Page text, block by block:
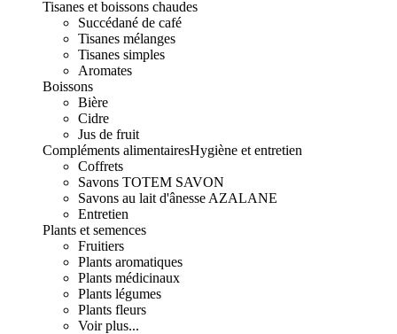
Tisanes et boissons chaudes
Succédané de café
Tisanes mélanges
Tisanes simples
Aromates
Boissons
Bière
Cidre
Jus de fruit
Compléments alimentairesHygiène et entretien
Coffrets
Savons TOTEM SAVON
Savons au lait d'ânesse AZALANE
Entretien
Plants et semences
Fruitiers
Plants aromatiques
Plants médicinaux
Plants légumes
Plants fleurs
Voir plus...